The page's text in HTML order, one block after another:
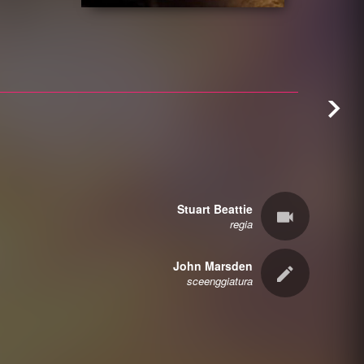
Stuart Beattie
regia
John Marsden
sceenggiatura